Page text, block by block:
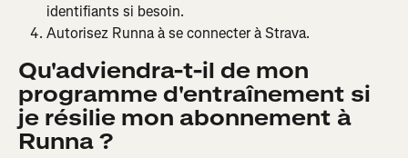
identifiants si besoin.
Autorisez Runna à se connecter à Strava.
Qu'adviendra-t-il de mon
programme d'entraînement si
je résilie mon abonnement à
Runna ?